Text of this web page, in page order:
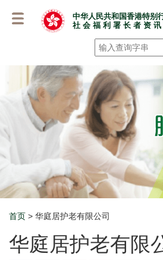
中华人民共和国香港特别
社 会 福 利 署 长 者 资 讯
搜寻 *
Breadcrumb
首页 > 华庭居护老有限公司
华庭居护老有限